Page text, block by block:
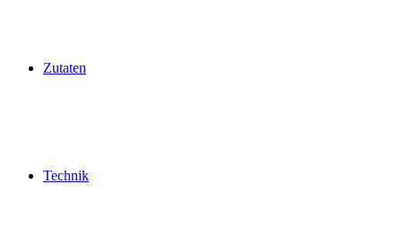
Zutaten
Technik